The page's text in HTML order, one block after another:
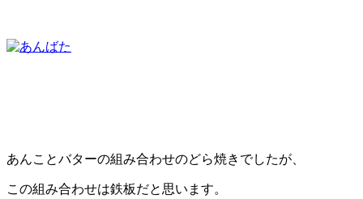
あんことバターの組み合わせのどら焼きでしたが、
この組み合わせは鉄板だと思います。